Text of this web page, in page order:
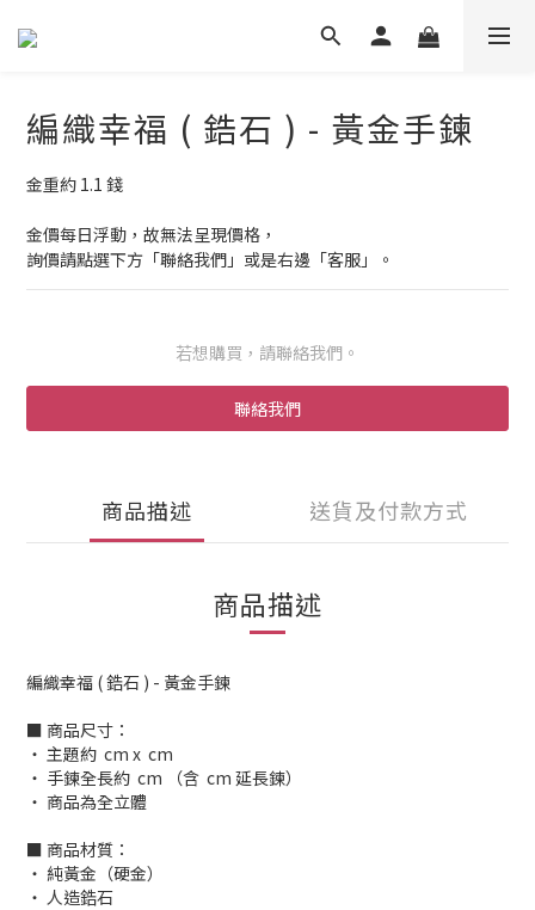
編織幸福 ( 鋯石 ) - 黃金手鍊
金重約 1.1 錢
金價每日浮動，故無法呈現價格，
詢價請點選下方「聯絡我們」或是右邊「客服」。
若想購買，請聯絡我們。
聯絡我們
商品描述 送貨及付款方式
商品描述
編織幸福 ( 鋯石 ) - 黃金手鍊
■ 商品尺寸：
‧ 主題約 cm x cm
‧ 手鍊全長約 cm （含 cm 延長鍊）
‧ 商品為全立體
■ 商品材質：
‧ 純黃金（硬金）
‧ 人造鋯石